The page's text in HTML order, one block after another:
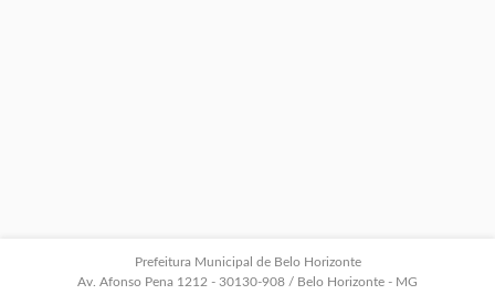
Prefeitura Municipal de Belo Horizonte
Av. Afonso Pena 1212 - 30130-908 / Belo Horizonte - MG